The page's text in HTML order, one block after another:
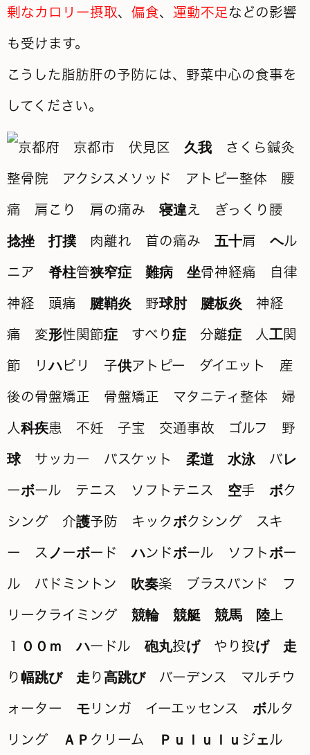
剰なカロリー摂取、 偏食、 運動不足などの影響
も受けます。
こうした脂肪肝の予防には、野菜中心の食事を
してください。